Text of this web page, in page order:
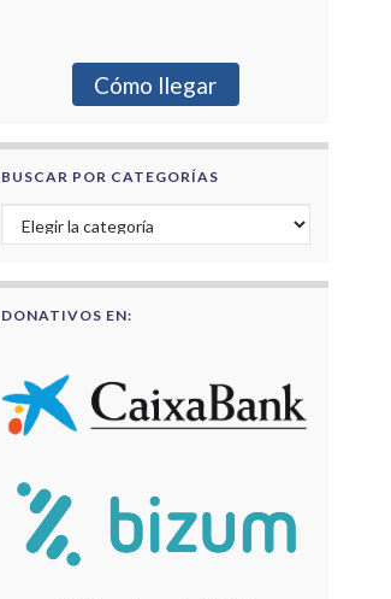
Cómo llegar
BUSCAR POR CATEGORÍAS
Buscar por categorías
DONATIVOS EN: